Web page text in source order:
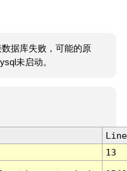
据库失败，可能的原
未启动。
Line
13